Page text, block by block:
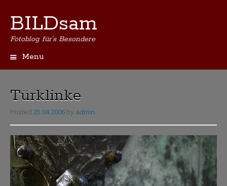
BILDsam
Fotoblog für's Besondere
Menu
Türklinke
Posted 25.04.2006 by admin